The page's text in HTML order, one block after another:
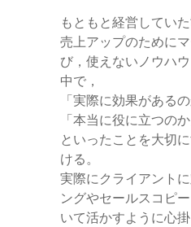
もともと経営してい
売上アップのために
び，使えないノウハ
中で，
「実際に効果があるの
「本当に役に立つのか
といったことを大切
ける。
実際にクライアント
ングやセールスコピ
いて活かすように心掛